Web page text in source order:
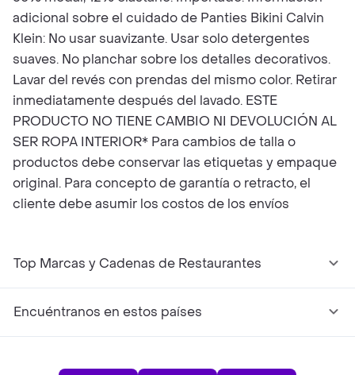
adicional sobre el cuidado de Panties Bikini Calvin
Klein: No usar suavizante. Usar solo detergentes
suaves. No planchar sobre los detalles decorativos.
Lavar del revés con prendas del mismo color. Retirar
inmediatamente después del lavado. ESTE
PRODUCTO NO TIENE CAMBIO NI DEVOLUCIÓN AL
SER ROPA INTERIOR* Para cambios de talla o
productos debe conservar las etiquetas y empaque
original. Para concepto de garantía o retracto, el
cliente debe asumir los costos de los envíos
Top Marcas y Cadenas de Restaurantes
Encuéntranos en estos países